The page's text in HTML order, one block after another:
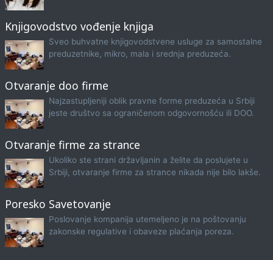
Knjigovodstvo vođenje knjiga
Sveo buhvatne knjigovodstvene usluge za samostalne
preduzetnike, mikro, mala i srednja preduzeća.
Otvaranje doo firme
Najzastupljeniji oblik pravne forme preduzeća u Srbiji
jeste društvo sa ograničenom odgovornošću ili DOO.
Otvaranje firme za strance
Ukoliko ste strani državljanin a želite da poslujete u
Srbiji, otvaranje firme za strance nikada nije bilo lakše.
Poresko Savetovanje
Poslovanje kompanija utemeljeno je na poštovanju
zakonske regulative i obaveze plaćanja poreza.